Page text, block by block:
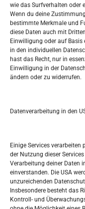
wie das Surfverhalten oder
Wenn du deine
bestimmte Merkmale und
diese Daten auch mit
Einwilligung oder auf Basis
in den individuellen
hast das Recht, nur in
Einwilligung in der
ändern oder zu widerrufen.
Datenverarbeitung in den
Einige Services verarbeiten
der Nutzung dieser
Verarbeitung deiner Daten
einverstanden. Die USA
unzureichenden
Insbesondere besteht das
Kontroll- und
Tko je “Idemo
Pretražite
S
e
h
M D M
3 4 5
10 11 12